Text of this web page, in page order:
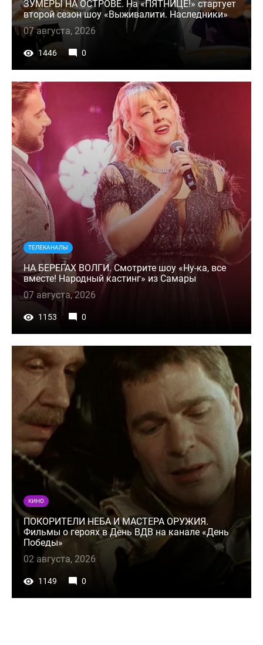
ЗУМЕРЫ НА ОСТРОВЕ. На «ПЯТНИЦЕ!» стартует
второй сезон шоу «Выживалити. Наследники»
07 августа, 2026
1446 0
ТЕЛЕКАНАЛЫ
НА БЕРЕГАХ ВОЛГИ. Смотрите шоу «Ну-ка, все
вместе! Народный кастинг» из Самары
07 августа, 2026
1153 0
КИНО
ПОКОРИТЕЛИ НЕБА И МАСТЕРА ОРУЖИЯ.
Фильмы о героях в День ВДВ на канале «День
Победы»
02 августа, 2026
1149 0